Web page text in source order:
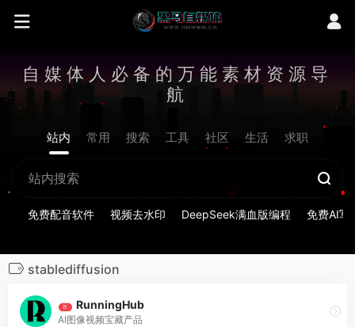
自媒体人必备的万能素材资源导
航
站内 常用 搜索 工具 社区 生活 求职
免费配音软件 视频去水印 DeepSeek满血版编程 免费AI写
stablediffusion
荐 RunningHub
AI图像视频宝藏产品